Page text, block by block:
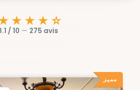
/ 10 — 275 avis
مميز